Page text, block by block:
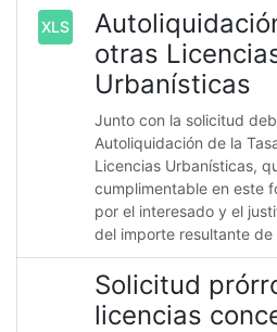
XLS
otras
Urbanísticas
Junto con la solicitud
Autoliquidación de la
Licencias Urbanísticas,
cumplimentable en este
por el interesado y el
del importe resultante de
Solicitud
licencias